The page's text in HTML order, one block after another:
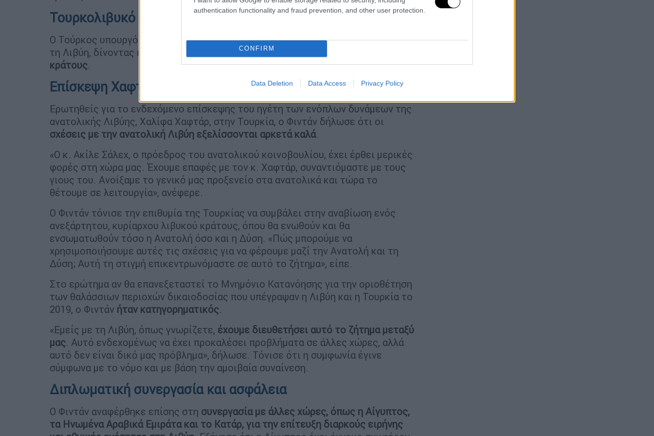
authentication functionality and fraud prevention, and other user protection.
CONFIRM
Data Deletion Data Access Privacy Policy
Τουρκολιβυκό μνημόνιο
Ο Τούρκος υπουργός Εξωτερικών αναφέρθηκε και στις σχέσεις της Τουρκίας με
τη Λιβύη, δίνοντας έμφαση στη σημασία ενόςανεξάρτητου και ενωμένου λιβυκού
κράτους.
Επίσκεψη Χαφτάρ
Ερωτηθείς για το ενδεχόμενο επίσκεψης του ηγέτη των ενόπλων δυνάμεων της
ανατολικής Λιβύης, Χαλίφα Χαφτάρ, στην Τουρκία, ο Φιντάν δήλωσε ότι οι
σχέσεις με την ανατολική Λιβύη εξελίσσονται αρκετά καλά.
«Ο κ. Ακίλε Σάλεχ, ο πρόεδρος του ανατολικού κοινοβουλίου, έχει έρθει μερικές
φορές στη χώρα μας. Έχουμε επαφές με τον κ. Χαφτάρ, συναντιόμαστε με τους
γιους του. Ανοίξαμε το γενικό μας προξενείο στα ανατολικά και τώρα το
θέτουμε σε λειτουργία», ανέφερε.
Ο Φιντάν τόνισε την επιθυμία της Τουρκίας να συμβάλει στην αναβίωση ενός
ανεξάρτητου, κυρίαρχου λιβυκού κράτους, όπου θα ενωθούν και θα
ενσωματωθούν τόσο η Ανατολή όσο και η Δύση. «Πώς μπορούμε να
χρησιμοποιήσουμε αυτές τις σχέσεις για να φέρουμε μαζί την Ανατολή και τη
Δύση; Αυτή τη στιγμή επικεντρωνόμαστε σε αυτό το ζήτημα», είπε.
Στο ερώτημα αν θα επανεξεταστεί το Μνημόνιο Κατανόησης για την οριοθέτηση
των θαλάσσιων περιοχών δικαιοδοσίας που υπέγραψαν η Λιβύη και η Τουρκία το
2019, ο Φιντάν ήταν κατηγορηματικός.
«Εμείς με τη Λιβύη, όπως γνωρίζετε, έχουμε διευθετήσει αυτό το ζήτημα μεταξύ
μας. Αυτό ενδεχομένως να έχει προκαλέσει προβλήματα σε άλλες χώρες, αλλά
αυτό δεν είναι δικό μας πρόβλημα», δήλωσε. Τόνισε ότι η συμφωνία έγινε
σύμφωνα με το νόμο και με βάση την αμοιβαία συναίνεση.
Διπλωματική συνεργασία και ασφάλεια
Ο Φιντάν αναφέρθηκε επίσης στη συνεργασία με άλλες χώρες, όπως η Αίγυπτος,
τα Ηνωμένα Αραβικά Εμιράτα και το Κατάρ, για την επίτευξη διαρκούς ειρήνης